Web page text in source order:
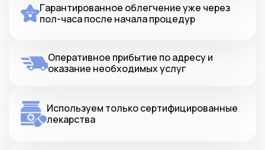
Гарантированное облегчение уже через
пол-часа после начала процедур
Оперативное прибытие по адресу и
оказание необходимых услуг
Используем только сертифицированные
лекарства